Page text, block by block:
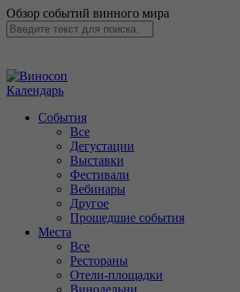
Обзор событий винного мира
Календарь
События
Все
Дегустации
Выставки
Фестивали
Вебинары
Другое
Прошедшие события
Места
Все
Рестораны
Отели-площадки
Винодельни